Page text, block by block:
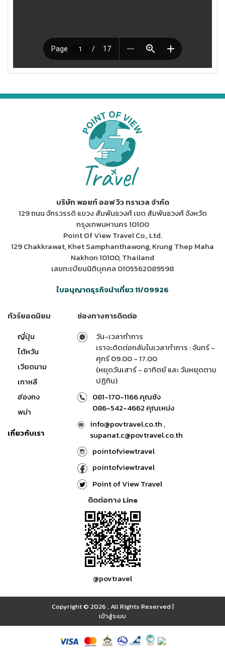
บริษัท พอยท์ ออฟ วิว ทราเวล จำกัด
129 ถนน จักรวรรดิ แขวง สัมพันธวงศ์ เขต สัมพันธวงศ์ จังหวัด
กรุงเทพมหานคร 10100
Point Of View Travel Co., Ltd.
129 Chakkrawat, Khet Samphanthawong, Krung Thep Maha
Nakhon 10100, Thailand
เลขทะเบียนนิติบุคคล 0105562089598
ใบอนุญาตธุรกิจนำเที่ยว 11/09926
ทัวร์ยอดนิยม
ญี่ปุ่น
ไต้หวัน
เวียดนาม
เกาหลี
ฮ่องกง
พม่า
เกี่ยวกับเรา
ช่องทางการติดต่อ
วัน-เวลาทำการ
เราจะติดต่อกลับในเวลาทำการ : จันทร์ -
ศุกร์ 09.00 - 17.00
(หยุดวันเสาร์ - อาทิตย์ และ วันหยุดตาม
ปฏิทิน)
081-170-1166 คุณซ้ง
086-542-4662 คุณเหน่ง
info@povtravel.co.th ,
supanat.c@povtravel.co.th
pointofviewtravel
pointofviewtravel
Point of View Travel
ติดต่อทาง Line
@povtravel
Copyright © 2026 , All Rights Reserved|
เข้าสู่ระบบ